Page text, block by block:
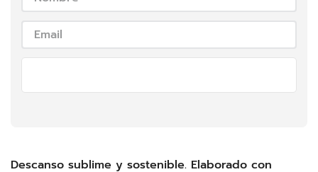
Descanso sublime y sostenible. Elaborado con